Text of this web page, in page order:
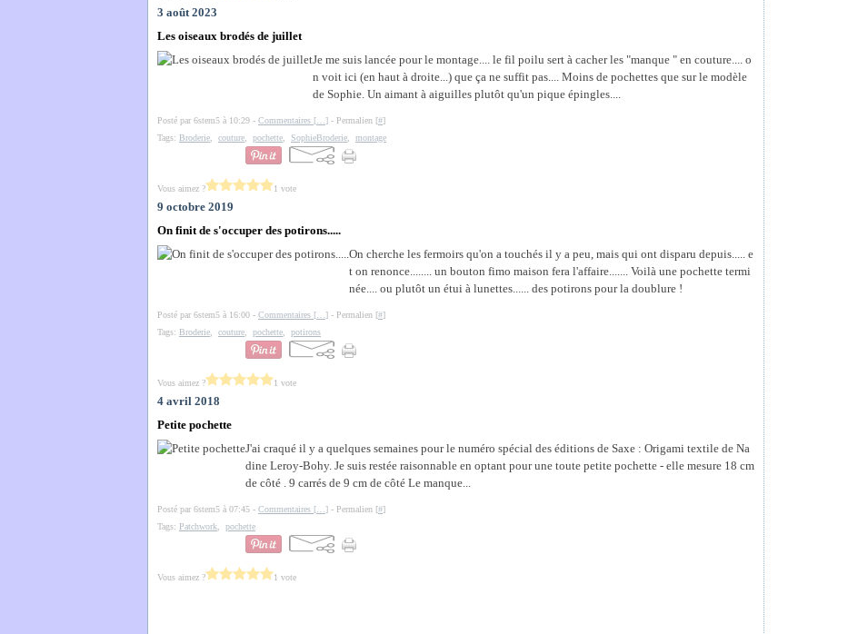
3 août 2023
Les oiseaux brodés de juillet
Je me suis lancée pour le montage.... le fil poilu sert à cacher les "manque " en couture.... o
n voit ici (en haut à droite...) que ça ne suffit pas.... Moins de pochettes que sur le modèle
de Sophie. Un aimant à aiguilles plutôt qu'un pique épingles....
Posté par 6stem5 à 10:29 - Commentaires [ ] - Permalien [#]
Tags: Broderie couture pochette SophieBroderie montage
Vous aimez ? 1 vote
9 octobre 2019
On finit de s'occuper des potirons.....
On cherche les fermoirs qu'on a touchés il y a peu, mais qui ont disparu depuis..... e
t on renonce........ un bouton fimo maison fera l'affaire....... Voilà une pochette termi
née.... ou plutôt un étui à lunettes...... des potirons pour la doublure !
Posté par 6stem5 à 16:00 - Commentaires [ ] - Permalien [#]
Tags: Broderie couture pochette potirons
Vous aimez ? 1 vote
4 avril 2018
Petite pochette
J'ai craqué il y a quelques semaines pour le numéro spécial des éditions de Saxe : Origami textile de Na
dine Leroy-Bohy. Je suis restée raisonnable en optant pour une toute petite pochette - elle mesure 18 cm
de côté . 9 carrés de 9 cm de côté Le manque...
Posté par 6stem5 à 07:45 - Commentaires [ ] - Permalien [#]
Tags: Patchwork pochette
Vous aimez ? 1 vote